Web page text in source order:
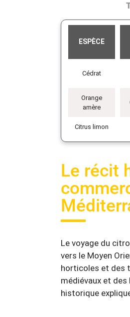
ESPÈCE
Cédrat
Orange
amère
Citrus limon
Le récit
Le voyage du
vers le Moyen
horticoles et des
médiévaux et des
historique